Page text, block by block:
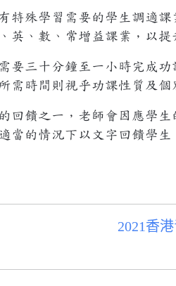
特殊學習需要的學生調適
英、數、常增益課業，以提
要三十分鐘至一小時完成
需時間則視乎功課性質及個
回饋之一，老師會因應學
當的情況下以文字回饋學
2021香